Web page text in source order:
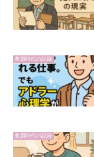
教員時代の記録
教員時代の記録